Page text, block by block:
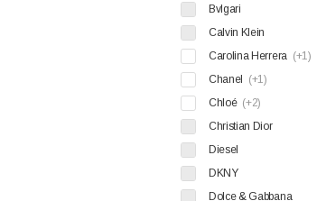
Bvlgari
Calvin Klein
Carolina Herrera (+1)
Chanel
(+1)
Chloé (+2)
Christian Dior
Diesel
DKNY
Dolce & Gabbana